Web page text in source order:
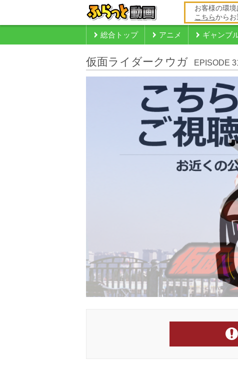
お客様の環境
こちらからお
総合トップ アニメ ギャンブ
仮面ライダークウガ EPISODE